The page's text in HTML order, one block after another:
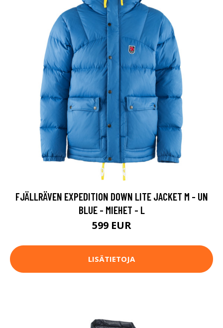
FJÄLLRÄVEN EXPEDITION DOWN LITE JACKET M - UN
BLUE - MIEHET - L
599 EUR
LISÄTIETOJA